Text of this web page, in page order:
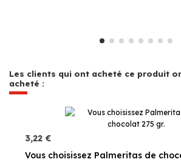
Les clients qui ont acheté ce produit
acheté :
3,22 €
Vous choisissez Palmeritas de